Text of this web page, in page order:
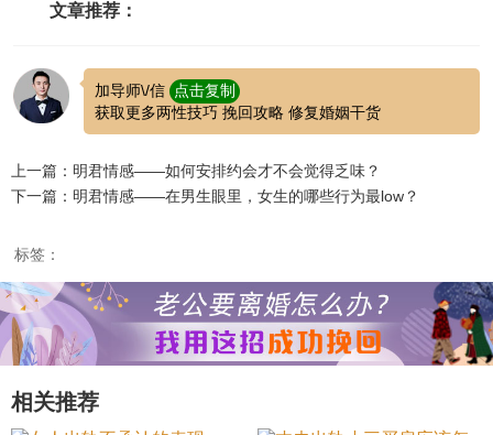
文章推荐：
加导师\/信
点击复制
获取更多两性技巧 挽回攻略 修复婚姻干货
上一篇：明君情感——如何安排约会才不会觉得乏味？
下一篇：明君情感——在男生眼里，女生的哪些行为最low？
标签：
相关推荐